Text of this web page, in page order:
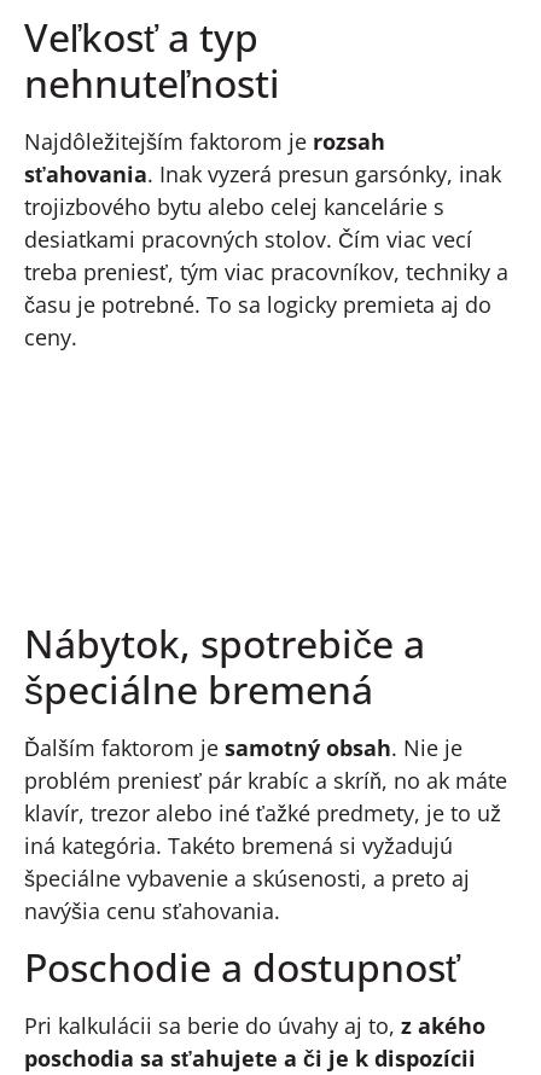
Veľkosť a typ
nehnuteľnosti
Najdôležitejším faktorom je rozsah
sťahovania. Inak vyzerá presun garsónky, inak
trojizbového bytu alebo celej kancelárie s
desiatkami pracovných stolov. Čím viac vecí
treba preniesť, tým viac pracovníkov, techniky a
času je potrebné. To sa logicky premieta aj do
ceny.
Nábytok, spotrebiče a
špeciálne bremená
Ďalším faktorom je samotný obsah. Nie je
problém preniesť pár krabíc a skríň, no ak máte
klavír, trezor alebo iné ťažké predmety, je to už
iná kategória. Takéto bremená si vyžadujú
špeciálne vybavenie a skúsenosti, a preto aj
navýšia cenu sťahovania.
Poschodie a dostupnosť
Pri kalkulácii sa berie do úvahy aj to, z akého
poschodia sa sťahujete a či je k dispozícii